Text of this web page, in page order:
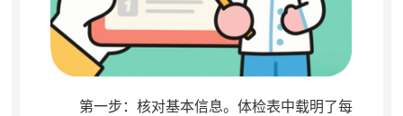
第一步：核对基本信息。 体检表中载明了每